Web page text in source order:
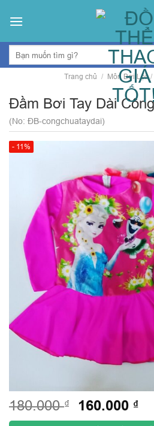
Trang chủ / Môn Bơi Lội /
Đầm Bơi Tay Dài
(No: ĐB-congchuataydai)
- 11%
180.000₫
Giá
gốc
160.000 ₫Giá